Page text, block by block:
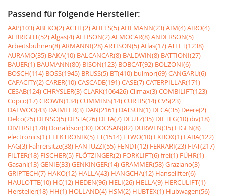
Passend für folgende Hersteller:
AAP(103)ABEKO(2)ACTIL(2)AHLES(5)AHLMANN(23)AIM(4)AIRO(4)
ALBRIGHT(52)Algas(4)ALLISON(2)ALMOCAR(8)ANDERSON(5)
Arbeitsbühnen(8)ARMANNI(28)ARTISON(5)Atlas(17)ATLET(1238)
AURAMO(35) BAKA(10) BALCANCAR(8) BALDWIN(8) BATTIONI(27)
BAUER(1) BAUMANN(80) BISON(123) BOBCAT(92) BOLZONI(6)
BOSCH(114) BOSS(1945) BRUSS(5) BT(410) bulmor(69)CANGARU(6)
CAPACITY(2)CARER(10)CASCADE(191)CASE(7)CATERPILLAR(171)
CESAB(124)CHRYSLER(3)CLARK(106426)Climax(3)COMBILIFT(123)
Copco(17)CROWN(134)CUMMINS(14)CURTIS(14)CVS(23)
DAEWOO(43) DAIMLER(3) DAN(2161) DATSUN(1) DECA(35) Deere(2)
Delco(25) DENSO(5) DESTA(26) DETA(7) DEUTZ(35) DIETEG(10)div(18)
DIVERSE(178) Donaldson(30) DOOSAN(82) DURWEN(35) EIGEN(8)
electronics(1) ELEKTRONIK(5) ET(1514) ETWO(10) EXBOX(1) FABA(122)
FAG(3) Fahrersitze(38) FANTUZZI(55) FENDT(12) FERRARI(23) FIAT(217)
FILTER(18) FISCHER(5) FLÖTZINGER(2) FORKLIFT(6)frei(1) FÜHR(1)
Gasanl(13)GENIE(33)GENKINGER(14)GRAMMER(58)Graziano(3)
GRIPTECH(7) HAKO(12) HALLA(43) HANGCHA(12) Hanselifter(6)
HAULOTTE(10) HC(12) HEDEN(96) HELI(26) HELLA(9) HERCULIFT(1)
Hersteller(18) HH(1) HOLLAND(4) HSM(2) HUBTEX(1) Hubwagen(56)